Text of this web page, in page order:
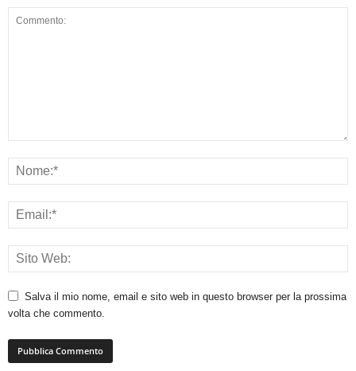
Salva il mio nome, email e sito web in questo browser per la prossima
volta che commento.